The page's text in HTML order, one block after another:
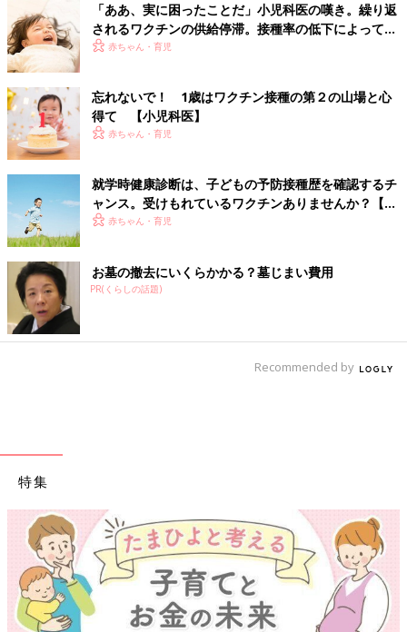
「ああ、実に困ったことだ」小児科医の嘆き。繰り返
されるワクチンの供給停滞。接種率の低下によって心
配されること【小児科医】
赤ちゃん・育児
忘れないで！ 1歳はワクチン接種の第２の山場と心
得て 【小児科医】
赤ちゃん・育児
就学時健康診断は、子どもの予防接種歴を確認するチ
ャンス。受けもれているワクチンありませんか？【小
児科医】
赤ちゃん・育児
お墓の撤去にいくらかかる？墓じまい費用
PR(くらしの話題)
Recommended by
特集